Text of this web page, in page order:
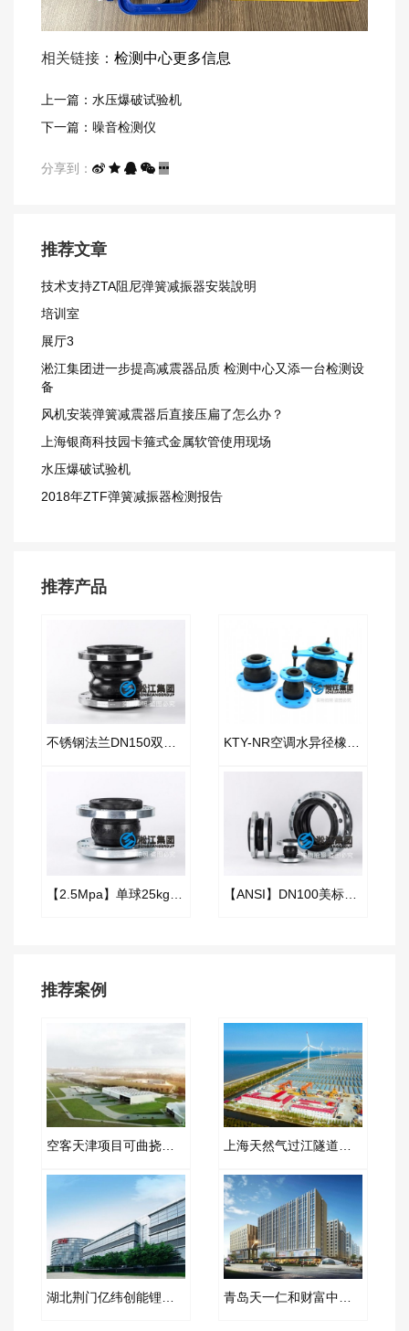
相关链接： 检测中心更多信息
上一篇：水压爆破试验机
下一篇：噪音检测仪
分享到：
推荐文章
技术支持ZTA阻尼弹簧减振器安裝說明
培训室
展厅3
淞江集团进一步提高减震器品质 检测中心又添一台检测设
备
风机安装弹簧减震器后直接压扁了怎么办？
上海银商科技园卡箍式金属软管使用现场
水压爆破试验机
2018年ZTF弹簧减振器检测报告
推荐产品
推荐案例